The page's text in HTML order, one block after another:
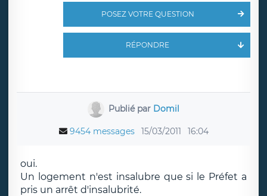
POSEZ VOTRE QUESTION
RÉPONDRE
Publié par Domil
9454 messages 15/03/2011 16:04
oui.
Un logement n'est insalubre que si le Préfet a
pris un arrêt d'insalubrité.